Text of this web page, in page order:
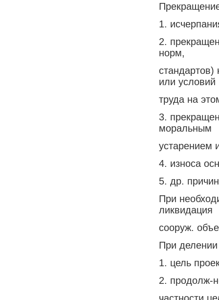
1.
2.
норм,
стандартов)
или условий
труда на
3.
моральным
устарением
4. износа
5. др.
При
ликвидация
сооруж.
При делении
1. цель
2. продолж-